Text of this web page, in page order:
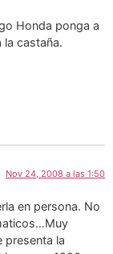
Honda ponga a
la castaña.
Nov 24, 2008 a las 1:50
en persona. No
presenta la